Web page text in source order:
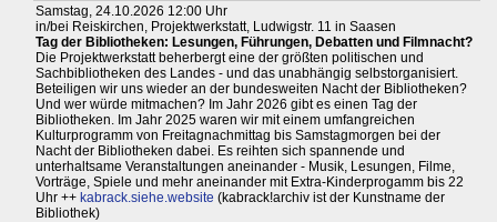
Samstag, 24.10.2026 12:00 Uhr
in/bei Reiskirchen, Projektwerkstatt, Ludwigstr. 11 in Saasen
Tag der Bibliotheken: Lesungen, Führungen, Debatten und Filmnacht?
Die Projektwerkstatt beherbergt eine der größten politischen und
Sachbibliotheken des Landes - und das unabhängig selbstorganisiert.
Beteiligen wir uns wieder an der bundesweiten Nacht der Bibliotheken?
Und wer würde mitmachen? Im Jahr 2026 gibt es einen Tag der
Bibliotheken. Im Jahr 2025 waren wir mit einem umfangreichen
Kulturprogramm von Freitagnachmittag bis Samstagmorgen bei der
Nacht der Bibliotheken dabei. Es reihten sich spannende und
unterhaltsame Veranstaltungen aneinander - Musik, Lesungen, Filme,
Vorträge, Spiele und mehr aneinander mit Extra-Kinderprogamm bis 22
Uhr ++ kabrack.siehe.website (kabrack!archiv ist der Kunstname der
Bibliothek)